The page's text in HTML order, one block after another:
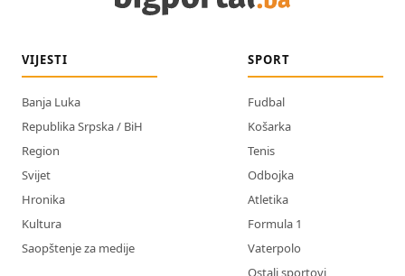
VIJESTI
Banja Luka
Republika Srpska / BiH
Region
Svijet
Hronika
Kultura
Saopštenje za medije
SPORT
Fudbal
Košarka
Tenis
Odbojka
Atletika
Formula 1
Vaterpolo
Ostali sportovi